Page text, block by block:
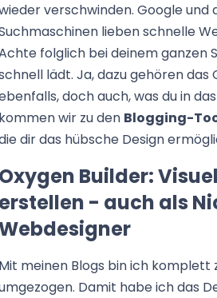
verschwinden. Google und
lieben schnelle
folglich bei deinem ganzen
lädt. Ja, dazu gehören das
doch auch, was du in
wir zu den Blogging-
dir das hübsche Design
Builder:
- auch als
meinen Blogs bin ich komplett
Damit habe ich das